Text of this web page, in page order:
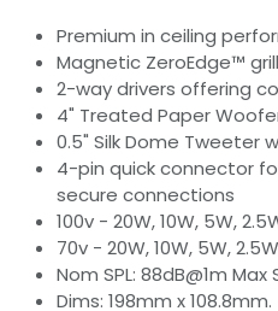
Premium in ceiling
Magnetic ZeroEdge™
2-way drivers offering
4" Treated Paper
0.5" Silk Dome Tweeter
4-pin quick connector
secure connections
100v - 20W, 10W, 5W,
70v - 20W, 10W, 5W,
Nom SPL: 88dB@1m Max
Dims: 198mm x 108.8mm.